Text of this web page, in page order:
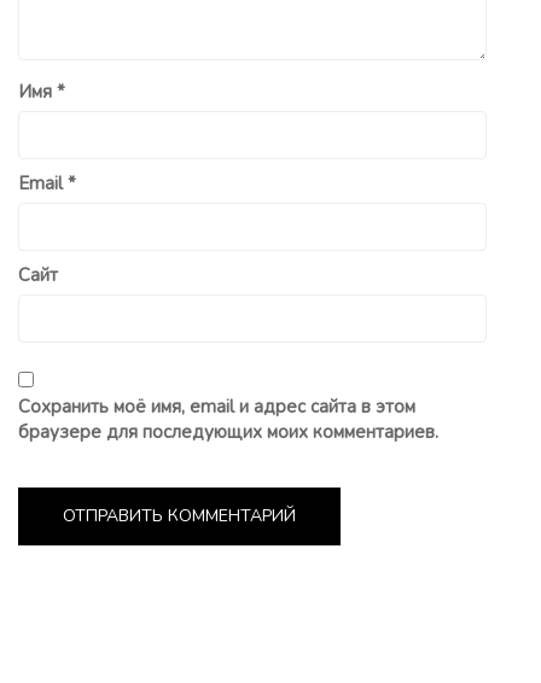
Имя *
Email*
Сайт
Сохранить моё имя, email и адрес сайта в этом
браузере для последующих моих комментариев.